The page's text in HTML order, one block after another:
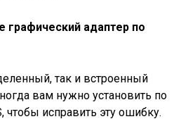
графический адаптер по
так и встроенный
вам нужно установить по
чтобы исправить эту ошибку.